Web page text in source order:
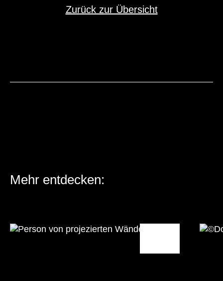
Zurück zur Übersicht
Mehr entdecken: